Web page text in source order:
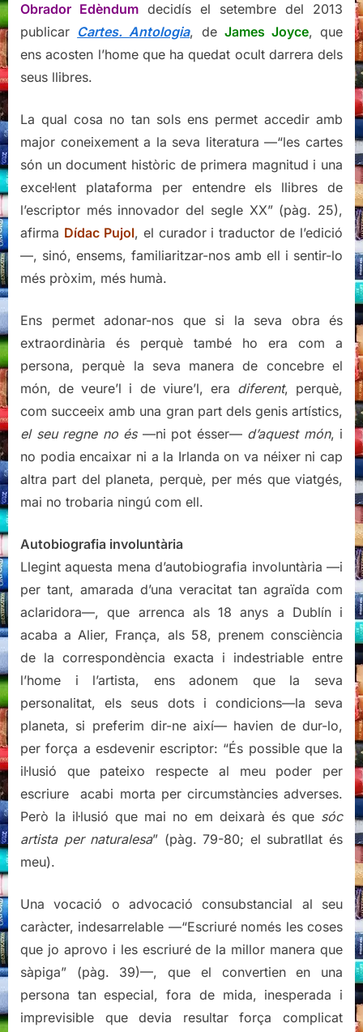
Obrador Edèndum decidís el setembre del 2013
publicar Cartes. Antologia, de James Joyce, que
ens acosten l’home que ha quedat ocult darrera dels
seus llibres.
La qual cosa no tan sols ens permet accedir amb
major coneixement a la seva literatura —“les cartes
són un document històric de primera magnitud i una
excel·lent plataforma per entendre els llibres de
l’escriptor més innovador del segle XX” (pàg. 25),
afirma Dídac Pujol, el curador i traductor de l’edició
—, sinó, ensems, familiaritzar-nos amb ell i sentir-lo
més pròxim, més humà.
Ens permet adonar-nos que si la seva obra és
extraordinària és perquè també ho era com a
persona, perquè la seva manera de concebre el
món, de veure’l i de viure’l, era diferent, perquè,
com succeeix amb una gran part dels genis artístics,
el seu regne no és—ni pot ésser— d’aquest món, i
no podia encaixar ni a la Irlanda on va néixer ni cap
altra part del planeta, perquè, per més que viatgés,
mai no trobaria ningú com ell.
Autobiografia involuntària
Llegint aquesta mena d’autobiografia involuntària —i
per tant, amarada d’una veracitat tan agraïda com
aclaridora—, que arrenca als 18 anys a Dublín i
acaba a Alier, França, als 58, prenem consciència
de la correspondència exacta i indestriable entre
l’home i l’artista, ens adonem que la seva
personalitat, els seus dots i condicions—la seva
planeta, si preferim dir-ne així— havien de dur-lo,
per força a esdevenir escriptor: “És possible que la
il·lusió que pateixo respecte al meu poder per
escriure acabi morta per circumstàncies adverses.
Però la il·lusió que mai no em deixarà és que sóc
artista per naturalesa” (pàg. 79-80; el subratllat és
meu).
Una vocació o advocació consubstancial al seu
caràcter, indesarrelable —“Escriuré només les coses
que jo aprovo i les escriuré de la millor manera que
sàpiga” (pàg. 39)—, que el convertien en una
persona tan especial, fora de mida, inesperada i
imprevisible que devia resultar força complicat